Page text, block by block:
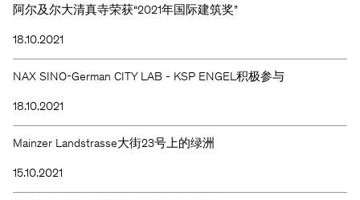
阿尔及尔大清真寺荣获“2021年国际建筑奖”
18.10.2021
NAX SINO-German CITY LAB - KSP ENGEL积极参与
18.10.2021
Mainzer Landstrasse大街23号上的绿洲
15.10.2021